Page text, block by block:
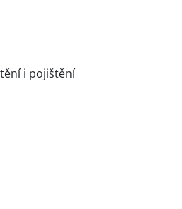
i pojištění